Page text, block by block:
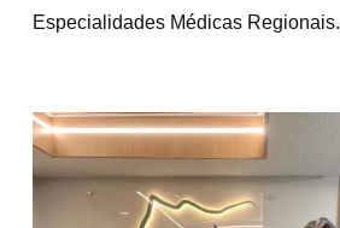
Especialidades Médicas Regionais.